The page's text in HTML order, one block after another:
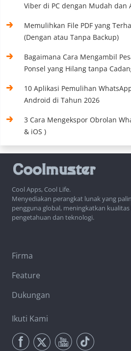
Viber di PC dengan Mudah dan
Memulihkan File PDF yang
(Dengan atau Tanpa Backup)
Bagaimana Cara Mengambil
Ponsel yang Hilang tanpa
10 Aplikasi Pemulihan
Android di Tahun 2026
3 Cara Mengekspor Obrolan
& iOS )
Cool Apps, Cool Life.
Menyediakan perangkat lunak yang
pengguna global, meningkatkan
pengetahuan dan teknologi.
Firma
Feature
Dukungan
Ikuti Kami